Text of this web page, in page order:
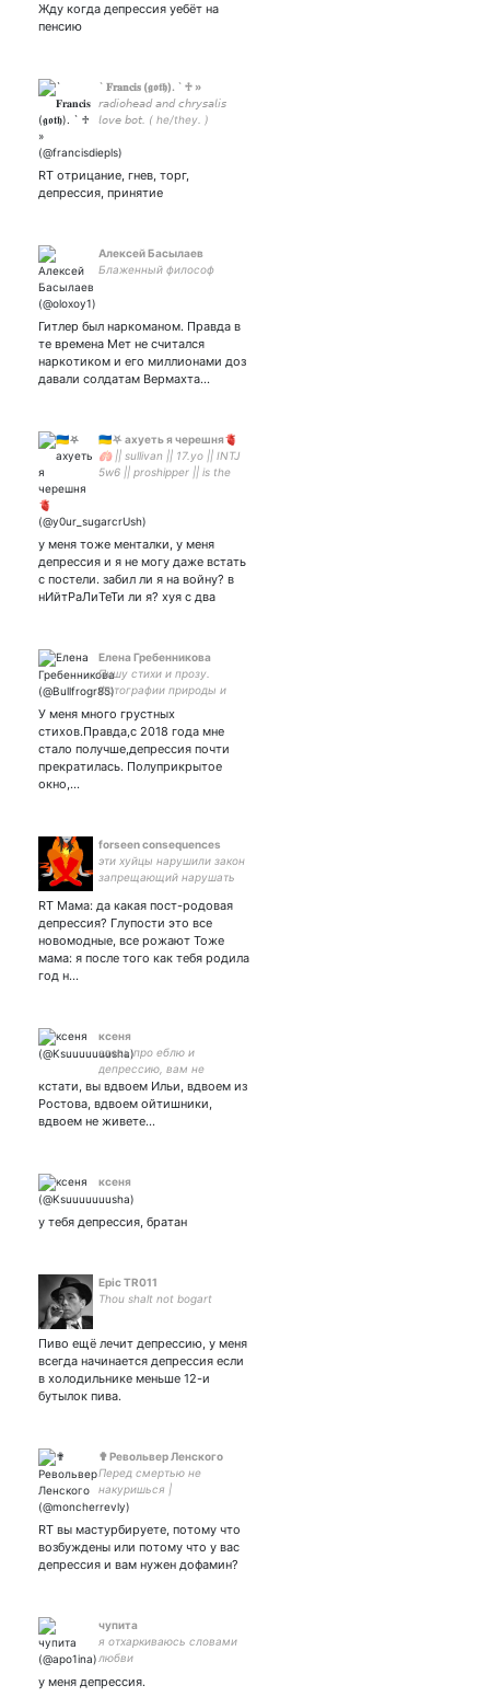
Жду когда депрессия уебёт на
пенсию
` 𝐅𝐫𝐚𝐧𝐜𝐢𝐬 (𝖌𝖔𝖙𝖍). ` ♱ »
𝘳𝘢𝘥𝘪𝘰𝘩𝘦𝘢𝘥 𝘢𝘯𝘥 𝘤𝘩𝘳𝘺𝘴𝘢𝘭𝘪𝘴
𝘭𝘰𝘷𝘦 𝘣𝘰𝘵. ( he/they. )
RT отрицание, гнев, торг,
депрессия, принятие
Алексей Басылаев
Блаженный философ
Гитлер был наркоманом. Правда в
те времена Мет не считался
наркотиком и его миллионами доз
давали солдатам Вермахта…
🇺🇦⛧ ахуеть я черешня🫀
🫁 || sullivan || 17.yo || INTJ
5w6 || proshipper || is the
у меня тоже менталки, у меня
депрессия и я не могу даже встать
с постели. забил ли я на войну? в
нИйтРаЛиТеТи ли я? хуя с два
Елена Гребенникова
Пишу стихи и прозу.
Фотографии природы и
Англ акк
#психическоездоровье
У меня много грустных
стихов.Правда,с 2018 года мне
стало получше,депрессия почти
прекратилась. Полуприкрытое
окно,…
forseen consequences
эти хуйцы нарушили закон
запрещающий нарушать
RT Мама: да какая пост-родовая
депрессия? Глупости это все
новомодные, все рожают Тоже
мама: я после того как тебя родила
год н…
ксеня
здесь про еблю и
депрессию, вам не
понравится
кстати, вы вдвоем Ильи, вдвоем из
Ростова, вдвоем ойтишники,
вдвоем не живете…
ксеня
у тебя депрессия, братан
Epic TR011
Thou shalt not bogart
Пиво ещё лечит депрессию, у меня
всегда начинается депрессия если
в холодильнике меньше 12-и
бутылок пива.
✟ Револьвер Ленского
Перед смертью не
накуришься |
Управляющая кладбищем |
#blackbutler / РМТ / Серый
Кардинал / мультифандом
RT вы мастурбируете, потому что
возбуждены или потому что у вас
депрессия и вам нужен дофамин?
чупита
я отхаркиваюсь словами
любви
у меня депрессия.